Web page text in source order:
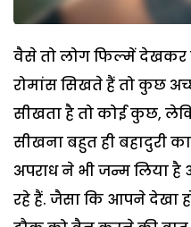
वैसे तो लोग फिल्में
रोमांस सिखते हैं तो कुछ
सीखता है तो कोई कुछ,
सीखना बहुत ही बहादुरी
अपराध ने भी जन्म लिया है
रहे हैं. जैसा कि आपने देखा